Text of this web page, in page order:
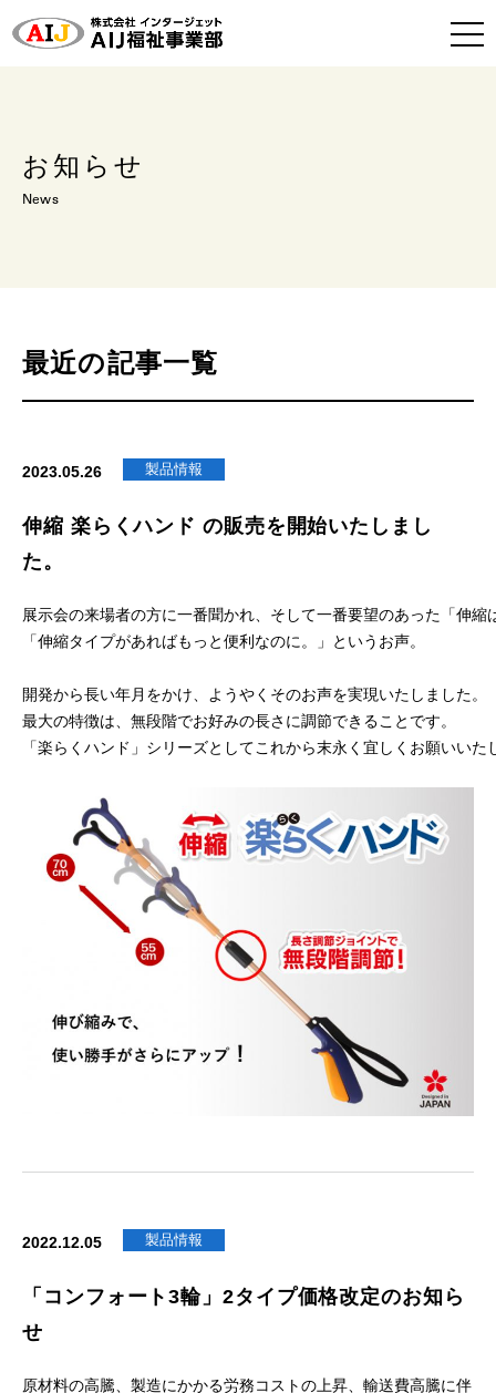
お知らせ
News
最近の記事一覧
2023.05.26 製品情報
伸縮 楽らくハンド の販売を開始いたしまし
た。
展示会の来場者の方に一番聞かれ、そして一番要望のあった「伸縮
「伸縮タイプがあればもっと便利なのに。」というお声。
開発から長い年月をかけ、ようやくそのお声を実現いたしました。
最大の特徴は、無段階でお好みの長さに調節できることです。
「楽らくハンド」シリーズとしてこれから末永く宜しくお願いいた
2022.12.05 製品情報
「コンフォート3輪」2タイプ価格改定のお知ら
せ
原材料の高騰、製造にかかる労務コストの上昇、輸送費高騰に伴